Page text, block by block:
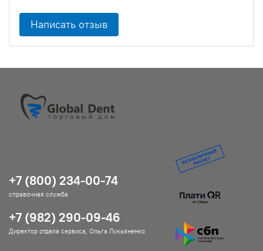
Написать отзыв
+7 (800) 234-00-74
справочная служба
+7 (982) 290-09-46
Директор отдела сервиса, Ольга Лукьяненко